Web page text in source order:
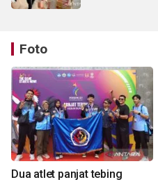
Foto
Dua atlet panjat tebing